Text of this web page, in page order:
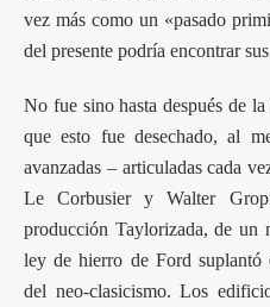
vez más como un «pasado
del presente podría encontrar
No fue sino hasta después de
que esto fue desechado, al
avanzadas – articuladas cada
Le Corbusier y Walter
producción Taylorizada, de un
ley de hierro de Ford suplantó
del neo-clasicismo. Los